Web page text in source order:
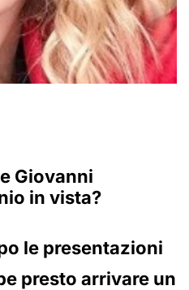
Giovanni
in vista?
le presentazioni
presto arrivare un